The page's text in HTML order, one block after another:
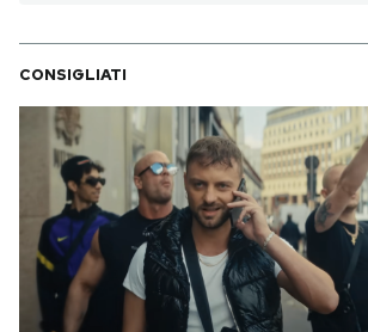
CONSIGLIATI